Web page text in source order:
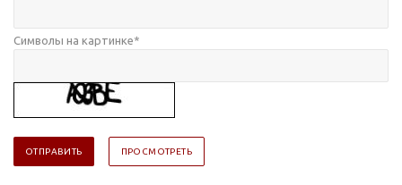
Символы на картинке*